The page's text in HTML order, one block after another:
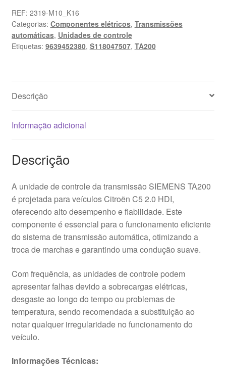
TA200
Citroën
C5
2.0
B
REF: 2319-M10_K16
Categorias: Componentes elétricos, Transmissões
automáticas, Unidades de controle
Etiquetas: 9639452380, S118047507, TA200
Descrição
Informação adicional
Descrição
A unidade de controle da transmissão SIEMENS TA200
é projetada para veículos Citroën C5 2.0 HDI,
oferecendo alto desempenho e fiabilidade. Este
componente é essencial para o funcionamento eficiente
do sistema de transmissão automática, otimizando a
troca de marchas e garantindo uma condução suave.
Com frequência, as unidades de controle podem
apresentar falhas devido a sobrecargas elétricas,
desgaste ao longo do tempo ou problemas de
temperatura, sendo recomendada a substituição ao
notar qualquer irregularidade no funcionamento do
veículo.
Informações Técnicas: